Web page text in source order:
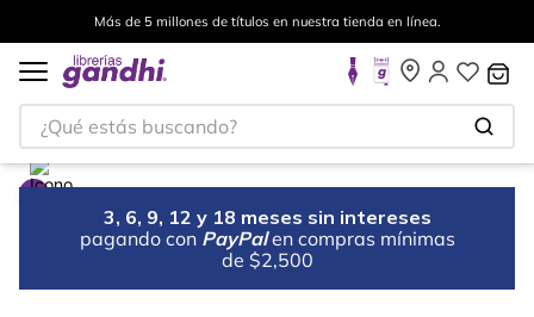
Más de 5 millones de títulos en nuestra tienda en línea.
¿Qué estás buscando?
3, 6, 9, 12 y 18 meses sin intereses
pagando con PayPal en compras mínimas
de $2,500